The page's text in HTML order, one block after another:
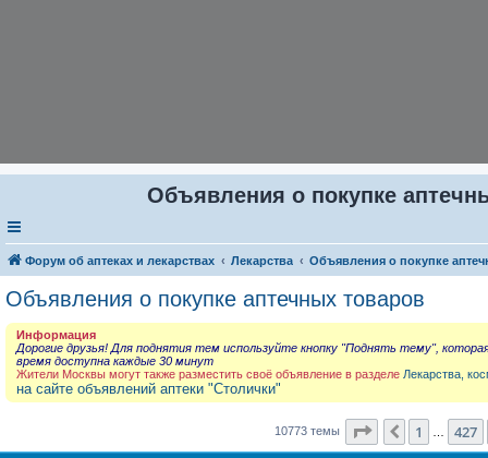
Объявления о покупке
Форум об аптеках и лекарствах Лекарства Объявления о покупке
Объявления о покупке аптечных товаров
Информация
Дорогие друзья! Для поднятия тем используйте кнопку "Поднять тему",
время доступна каждые 30 минут
Жители Москвы могут также разместить своё объявление в разделе Лекарства,
на сайте объявлений аптеки "Столички"
10773 темы Страница 431
Пред.
1 427